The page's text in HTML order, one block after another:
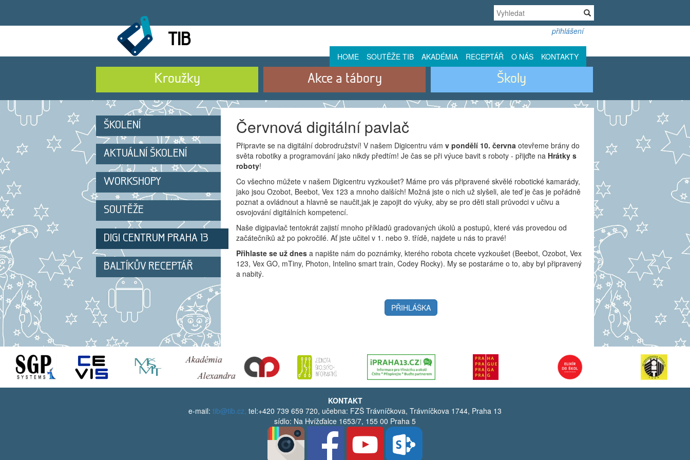
TIB
přihlášení
HOME SOUTĚŽE TIB AKADÉMIA RECEPTÁŘ O NÁS KONTAKTY
Kroužky Akce a tábory Školy
ŠKOLENÍ
AKTUÁLNÍ ŠKOLENÍ
WORKSHOPY
SOUTĚŽE
DIGI CENTRUM PRAHA 13
BALTÍKŮV RECEPTÁŘ
Červnová digitální pavlač
Připravte se na digitální dobrodružství! V našem Digicentru vám v pondělí 10. červnaotevřeme brány do
světa robotiky a programování jako nikdy předtím! Je čas se při výuce bavit s roboty - přijďte na Hrátky s
roboty!
Co všechno můžete v našem Digicentru vyzkoušet? Máme pro vás připravené skvělé robotické kamarády,
jako jsou Ozobot, Beebot, Vex 123 a mnoho dalších! Možná jste o nich už slyšeli, ale teď je čas je pořádně
poznat a ovládnout a hlavně se naučit,jak je zapojit do výuky, aby se pro děti stali průvodci v učivu a
osvojování digitálních kompetencí.
Naše digipavlač tentokrát zajistí mnoho příkladů gradovaných úkolů a postupů, které vás provedou od
začátečníků až po pokročilé. Ať jste učitel v 1. nebo 9. třídě, najdete u nás to pravé!
Přihlaste se už dnesa napište nám do poznámky, kterého robota chcete vyzkoušet (Beebot, Ozobot, Vex
123, Vex GO, mTiny, Photon, Intelino smart train, Codey Rocky). My se postaráme o to, aby byl připravený
a nabitý.
PŘIHLÁŠKA
KONTAKT
e-mail: tib@tib.cz, tel:+420 739 659 720, učebna: FZŠ Trávníčkova, Trávníčkova 1744, Praha 13
sídlo: Na Hvížďalce 1653/7, 155 00 Praha 5